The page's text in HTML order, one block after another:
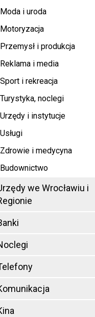
Moda i uroda
Motoryzacja
Przemysł i produkcja
Reklama i media
Sport i rekreacja
Turystyka, noclegi
Urzędy i instytucje
Usługi
Zdrowie i medycyna
Budownictwo
we Wrocławiu i